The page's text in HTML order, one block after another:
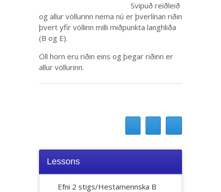
Svipuð reiðleið
og allur völlurinn nema nú er þverlínan riðin
þvert yfir völlinn milli miðpunkta langhliða
(B og E).
Öll horn eru riðin eins og þegar riðinn er
allur völlurinn.
Lessons
Efni 2 stigs/Hestamennska B